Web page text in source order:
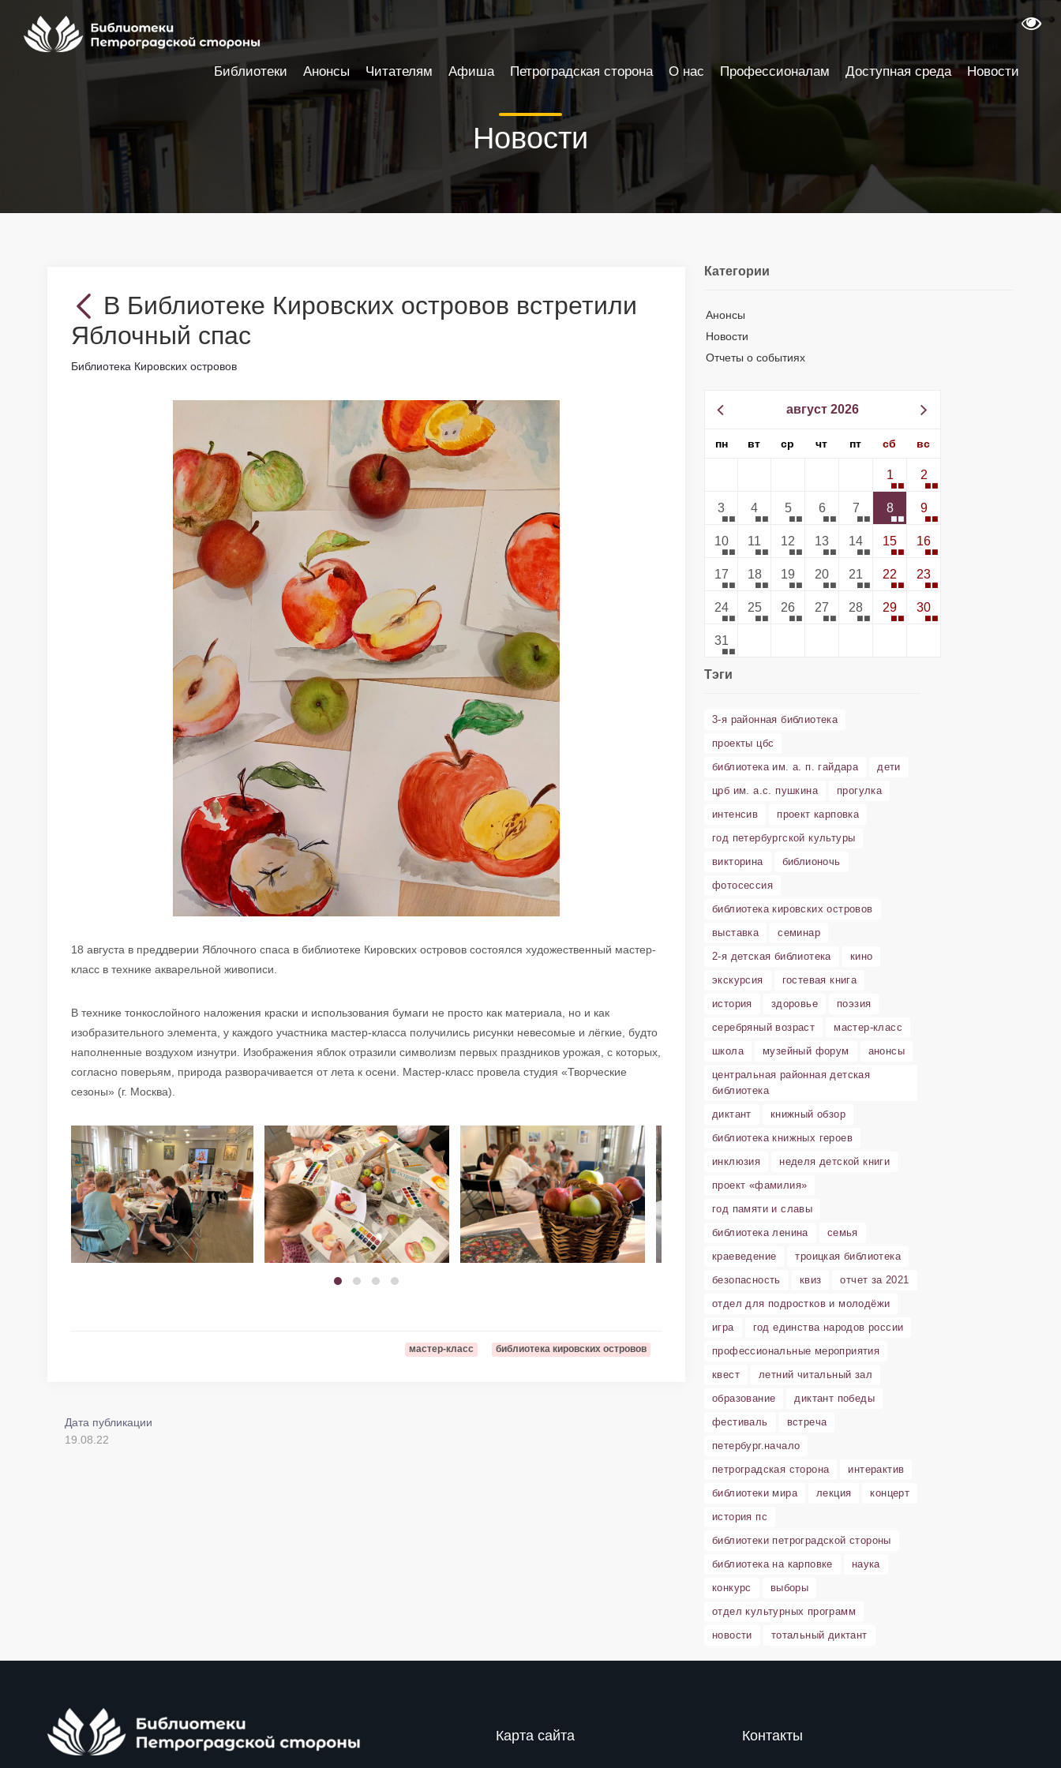
Новости
В Библиотеке Кировских островов встретили
Яблочный спас
Библиотека Кировских островов
18 августа в преддверии Яблочного спаса в библиотеке Кировских островов состоялся художественный мастер-
класс в технике акварельной живописи.
В технике тонкослойного наложения краски и использования бумаги не просто как материала, но и как
изобразительного элемента, у каждого участника мастер-класса получились рисунки невесомые и лёгкие, будто
наполненные воздухом изнутри. Изображения яблок отразили символизм первых праздников урожая, с которых,
согласно поверьям, природа разворачивается от лета к осени. Мастер-класс провела студия «Творческие
сезоны» (г. Москва).
мастер-класс библиотека кировских островов
Дата публикации
19.08.22
Категории
Анонсы
Новости
Отчеты о событиях
август 2026
пн вт ср чт пт сб вс
1 2
3 4 5 6 7 8 9
10 11 12 13 14 15 16
17 18 19 20 21 22 23
24 25 26 27 28 29 30
31
Тэги
3-я районная библиотека
проекты цбс
библиотека им. а. п. гайдара
дети
црб им. а.с. пушкина
прогулка
интенсив
проект карповка
год петербургской культуры
викторина
библионочь
фотосессия
библиотека кировских островов
выставка
семинар
2-я детская библиотека
кино
экскурсия
гостевая книга
история
здоровье
поэзия
серебряный возраст
мастер-класс
школа
музейный форум
анонсы
центральная районная детская
библиотека
диктант
книжный обзор
библиотека книжных героев
инклюзия
неделя детской книги
проект «фамилия»
год памяти и славы
библиотека ленина
семья
краеведение
троицкая библиотека
безопасность
квиз
отчет за 2021
отдел для подростков и молодёжи
игра
год единства народов россии
профессиональные мероприятия
квест
летний читальный зал
образование
диктант победы
фестиваль
встреча
петербург.начало
петроградская сторона
интерактив
библиотеки мира
лекция
концерт
история пс
библиотеки петроградской стороны
библиотека на карповке
наука
конкурс
выборы
отдел культурных программ
новости
тотальный диктант
Карта сайта Контакты
Библиотеки Анонсы Читателям Афиша Петроградская сторона О нас Профессионалам Доступная среда Новости
Настройки доступности